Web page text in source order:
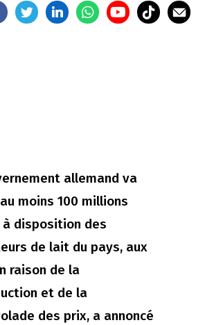
allemand va
moins 100 millions
à disposition des
de lait du pays, aux
raison de la
et de la
des prix, a annoncé